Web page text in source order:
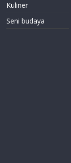
Kuliner
Seni budaya